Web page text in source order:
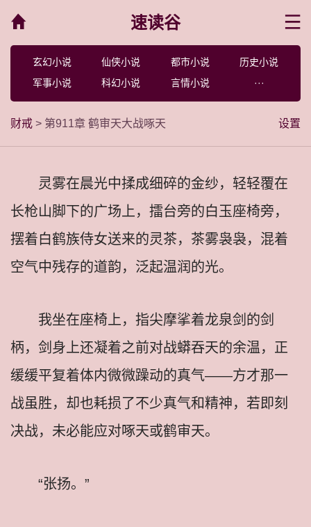
速读谷
玄幻小说 仙侠小说 都市小说
历史小说
军事小说
科幻小说 言情小说 ···
设置
财戒 > 第911章 鹤审天大战啄天
灵雾在晨光中揉成细碎的金纱，轻轻覆在
长枪山脚下的广场上，擂台旁的白玉座椅旁，
摆着白鹤族侍女送来的灵茶，茶雾袅袅，混着
空气中残存的道韵，泛起温润的光。
我坐在座椅上，指尖摩挲着龙泉剑的剑
柄，剑身上还凝着之前对战蟒吞天的余温，正
缓缓平复着体内微微躁动的真气——方才那一
战虽胜，却也耗损了不少真气和精神，若即刻
决战，未必能应对啄天或鹤审天。
“张扬。”